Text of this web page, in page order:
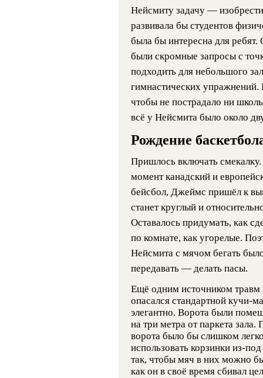
Нейсмиту задачу —
развивала бы студентов
была бы интересна для
были скромные запросы с
подходить для небольшого
гимнастических упражнений.
чтобы не пострадало ни
всё у Нейсмита было около
Рождение
Пришлось включать
момент канадский и
бейсбол, Джеймс пришёл к
станет круглый и
Оставалось придумать, как
по комнате, как угорелые.
Нейсмита с мячом бегать
передавать — делать пасы.
Ещё одним источником травм
опасался стандартной кучи-
элегантно. Ворота были
на три метра от паркета
ворота было бы слишком
использовать корзинки из-
так, чтобы мяч в них можно
как он в своё время сбивал